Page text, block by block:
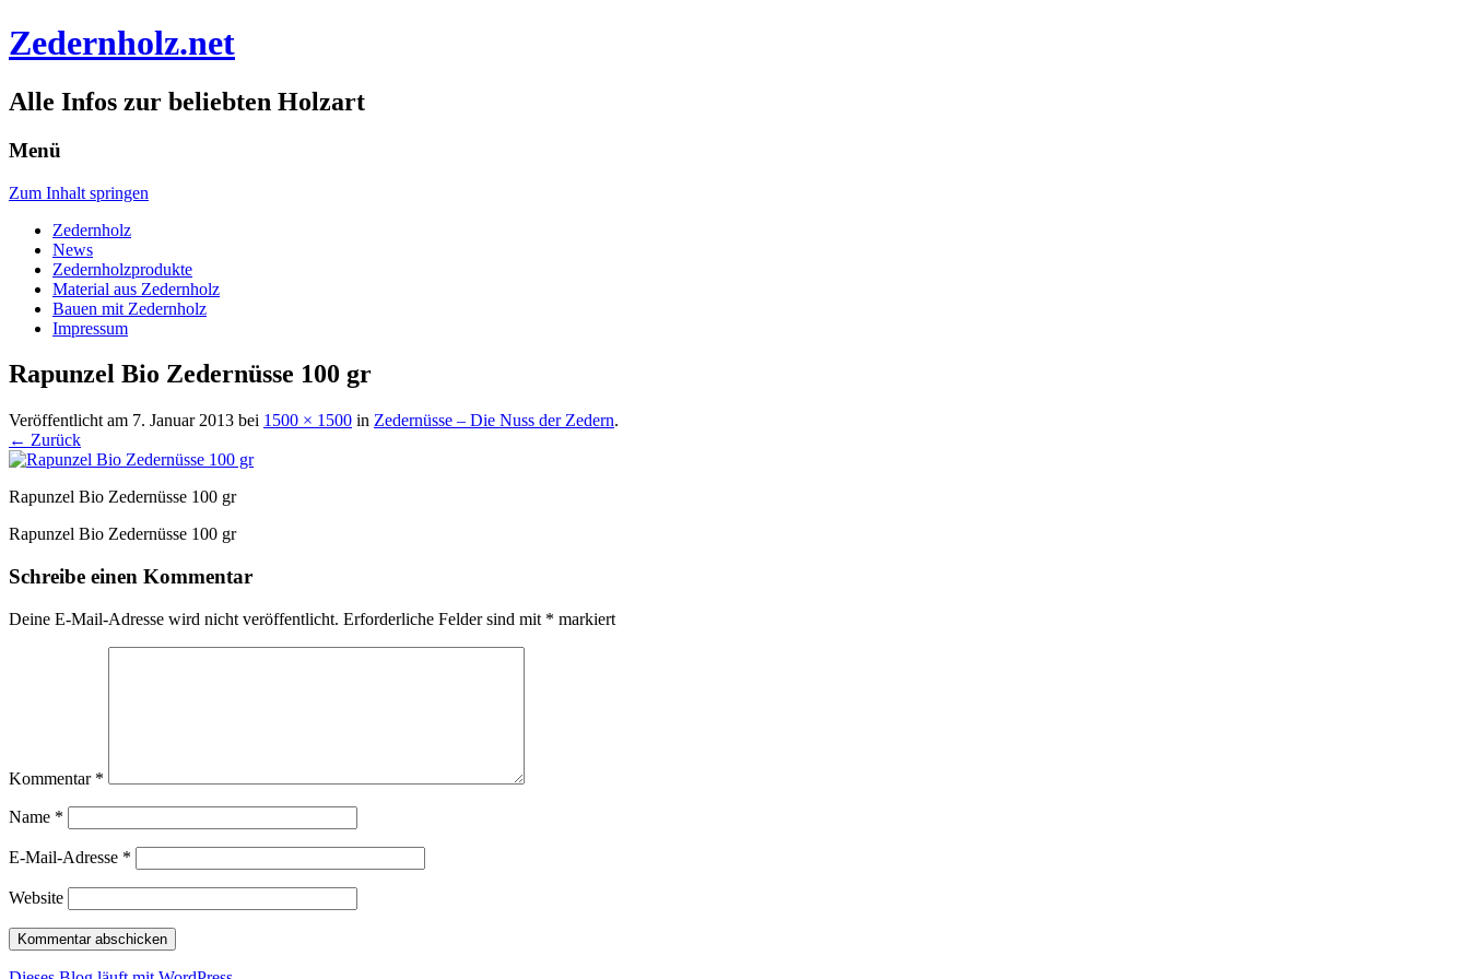
Zedernholz.net
Alle Infos zur beliebten Holzart
Menü
Zum Inhalt springen
Zedernholz
News
Zedernholzprodukte
Material aus Zedernholz
Bauen mit Zedernholz
Impressum
Rapunzel Bio Zedernüsse 100 gr
Veröffentlicht am 7. Januar 2013 bei 1500 × 1500 in Zedernüsse – Die Nuss der Zedern.
← Zurück
Rapunzel Bio Zedernüsse 100 gr
Rapunzel Bio Zedernüsse 100 gr
Schreibe einen Kommentar
Deine E-Mail-Adresse wird nicht veröffentlicht. Erforderliche Felder sind mit * markiert
Kommentar *
Name *
E-Mail-Adresse *
Website